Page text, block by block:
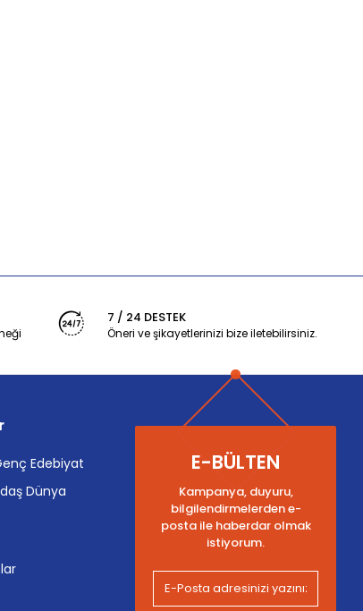
7 / 24 DESTEK
Öneri ve şikayetlerinizi bize iletebilirsiniz.
Edebiyat
Dünya
E-BÜLTEN
Kampanya, duyuru,
bilgilendirmelerden e-
posta ile haberdar olmak
istiyorum.